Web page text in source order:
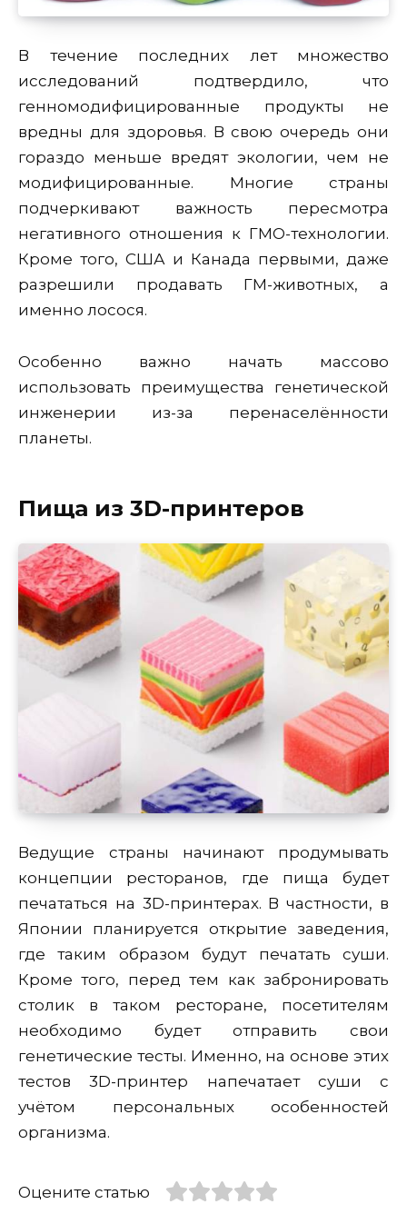
В течение последних лет множество
исследований подтвердило, что
генномодифицированные продукты не
вредны для здоровья. В свою очередь они
гораздо меньше вредят экологии, чем не
модифицированные. Многие страны
подчеркивают важность пересмотра
негативного отношения к ГМО-технологии.
Кроме того, США и Канада первыми, даже
разрешили продавать ГМ-животных, а
именно лосося.
Особенно важно начать массово
использовать преимущества генетической
инженерии из-за перенаселённости
планеты.
Пища из 3D-принтеров
Ведущие страны начинают продумывать
концепции ресторанов, где пища будет
печататься на 3D-принтерах. В частности, в
Японии планируется открытие заведения,
где таким образом будут печатать суши.
Кроме того, перед тем как забронировать
столик в таком ресторане, посетителям
необходимо будет отправить свои
генетические тесты. Именно, на основе этих
тестов 3D-принтер напечатает суши с
учётом персональных особенностей
организма.
Оцените статью